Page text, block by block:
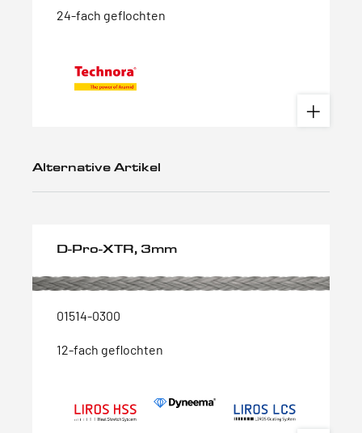
24-fach geflochten
Alternative Artikel
D-Pro-XTR, 3mm
01514-0300
12-fach geflochten